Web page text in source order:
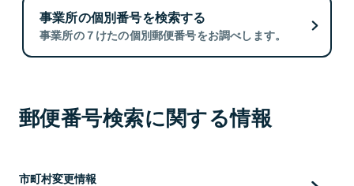
事業所の個別番号を検索する
事業所の７けたの個別郵便番号をお調べします。
郵便番号検索に関する情報
市町村変更情報